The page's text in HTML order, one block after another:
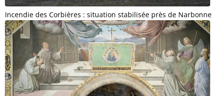
Incendie des Corbières : situation stabilisée près de Narbonne